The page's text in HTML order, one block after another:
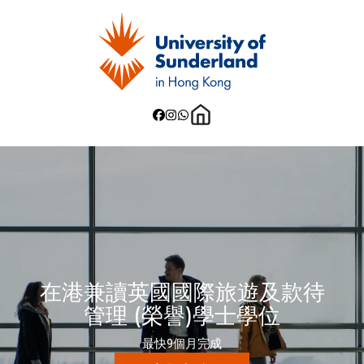
在港兼讀英國國際旅遊及款待
管理 (榮譽)學士學位
最快9個月完成